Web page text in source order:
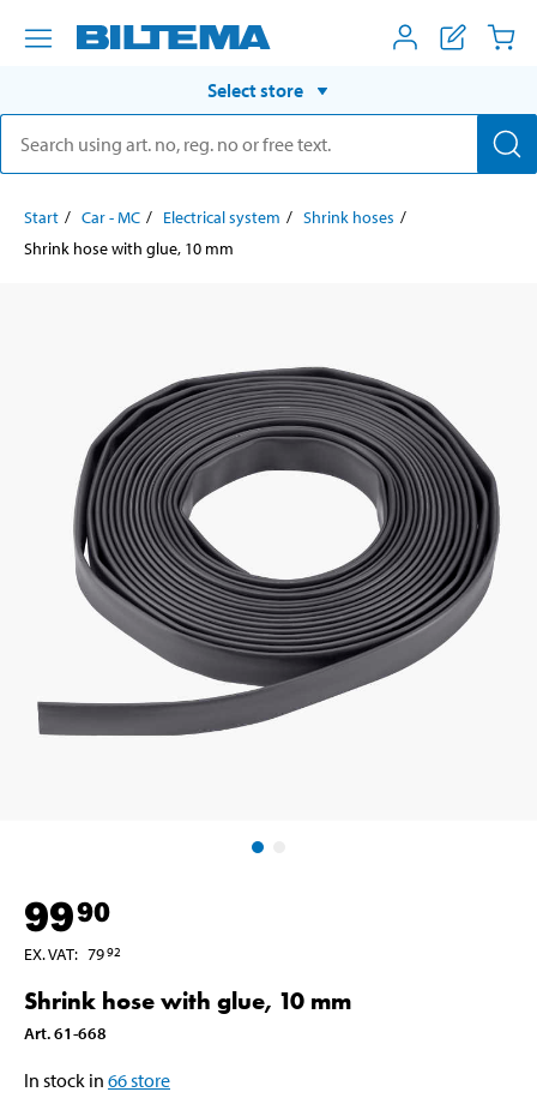
Select store
Start Car - MC Electrical system
Shrink hoses
Shrink hose with glue, 10 mm
9990
EX. VAT: 7992
Shrink hose with glue, 10 mm
Art.61-668
In stock in 66store